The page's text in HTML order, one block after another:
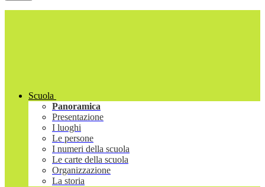
Scuola
Panoramica
Presentazione
I luoghi
Le persone
I numeri della scuola
Le carte della scuola
Organizzazione
La storia